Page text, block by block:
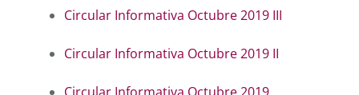
Circular Informativa Octubre 2019 III
Circular Informativa Octubre 2019 II